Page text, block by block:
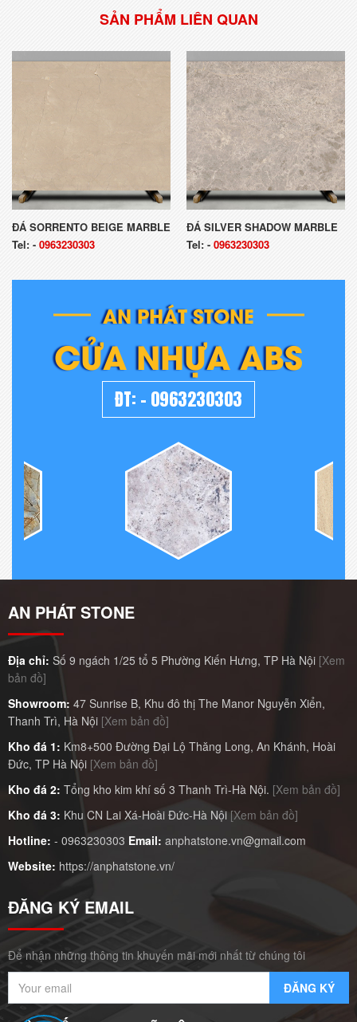
SẢN PHẨM LIÊN QUAN
ĐÁ SORRENTO BEIGE MARBLE
Tel: - 0963230303
ĐÁ SILVER SHADOW MARBLE
Tel: - 0963230303
AN PHÁT STONE
CỬA NHỰA ABS
ĐT: - 0963230303
AN PHÁT STONE
Địa chỉ: Số 9 ngách 1/25 tổ 5 Phường Kiến Hưng, TP Hà Nội [Xem
bản đồ]
Showroom: 47 Sunrise B, Khu đô thị The Manor Nguyễn Xiển,
Thanh Trì, Hà Nội [Xem bản đồ]
Kho đá 1: Km8+500 Đường Đại Lộ Thăng Long, An Khánh, Hoài
Đức, TP Hà Nội [Xem bản đồ]
Kho đá 2: Tổng kho kim khí số 3 Thanh Trì-Hà Nội. [Xem bản đồ]
Kho đá 3: Khu CN Lai Xá-Hoài Đức-Hà Nội [Xem bản đồ]
Hotline: - 0963230303 Email: anphatstone.vn@gmail.com
Website: https://anphatstone.vn/
ĐĂNG KÝ EMAIL
Để nhận những thông tin khuyến mãi mới nhất từ chúng tôi